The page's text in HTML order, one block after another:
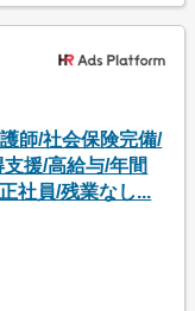
師/社会保険完備/
援/高給与/年間
社員/残業なし...